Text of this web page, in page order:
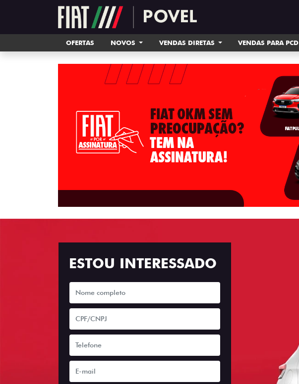
OFERTAS NOVOS VENDAS DIRETAS VENDAS PARA PCD
ESTOU INTERESSADO